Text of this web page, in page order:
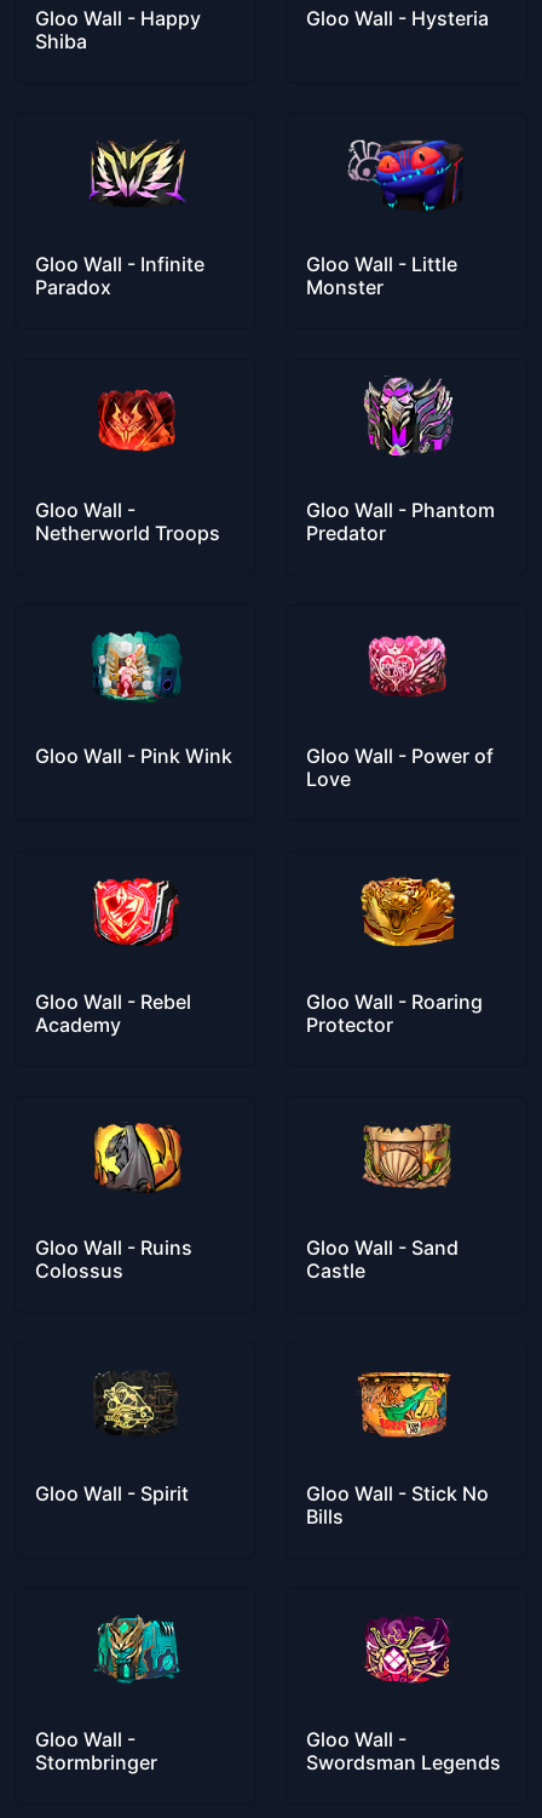
Gloo Wall - Happy
Shiba
Gloo Wall - Hysteria
Gloo Wall - Infinite
Paradox
Gloo Wall - Little
Monster
Gloo Wall -
Netherworld Troops
Gloo Wall - Phantom
Predator
Gloo Wall - Pink Wink
Gloo Wall - Power of
Love
Gloo Wall - Rebel
Academy
Gloo Wall - Roaring
Protector
Gloo Wall - Ruins
Colossus
Gloo Wall - Sand
Castle
Gloo Wall - Spirit
Gloo Wall - Stick No
Bills
Gloo Wall -
Stormbringer
Gloo Wall -
Swordsman Legends